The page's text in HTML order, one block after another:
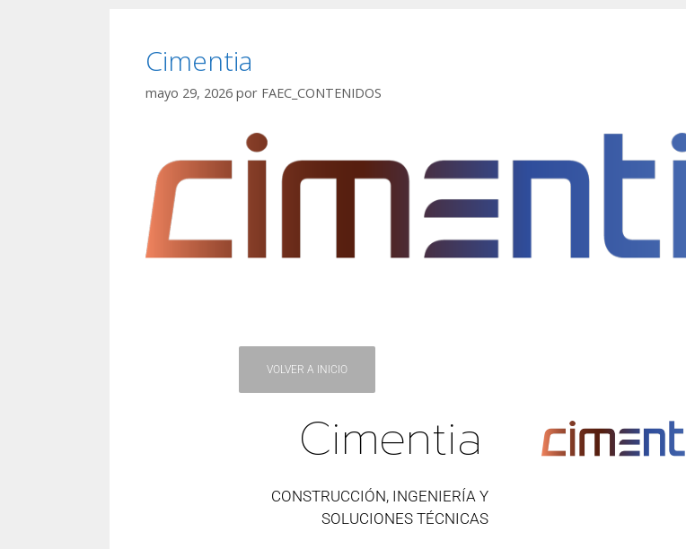
Cimentia
mayo 29, 2026 por FAEC_CONTENIDOS
VOLVER A INICIO
Cimentia
CONSTRUCCIÓN, INGENIERÍA Y
SOLUCIONES TÉCNICAS